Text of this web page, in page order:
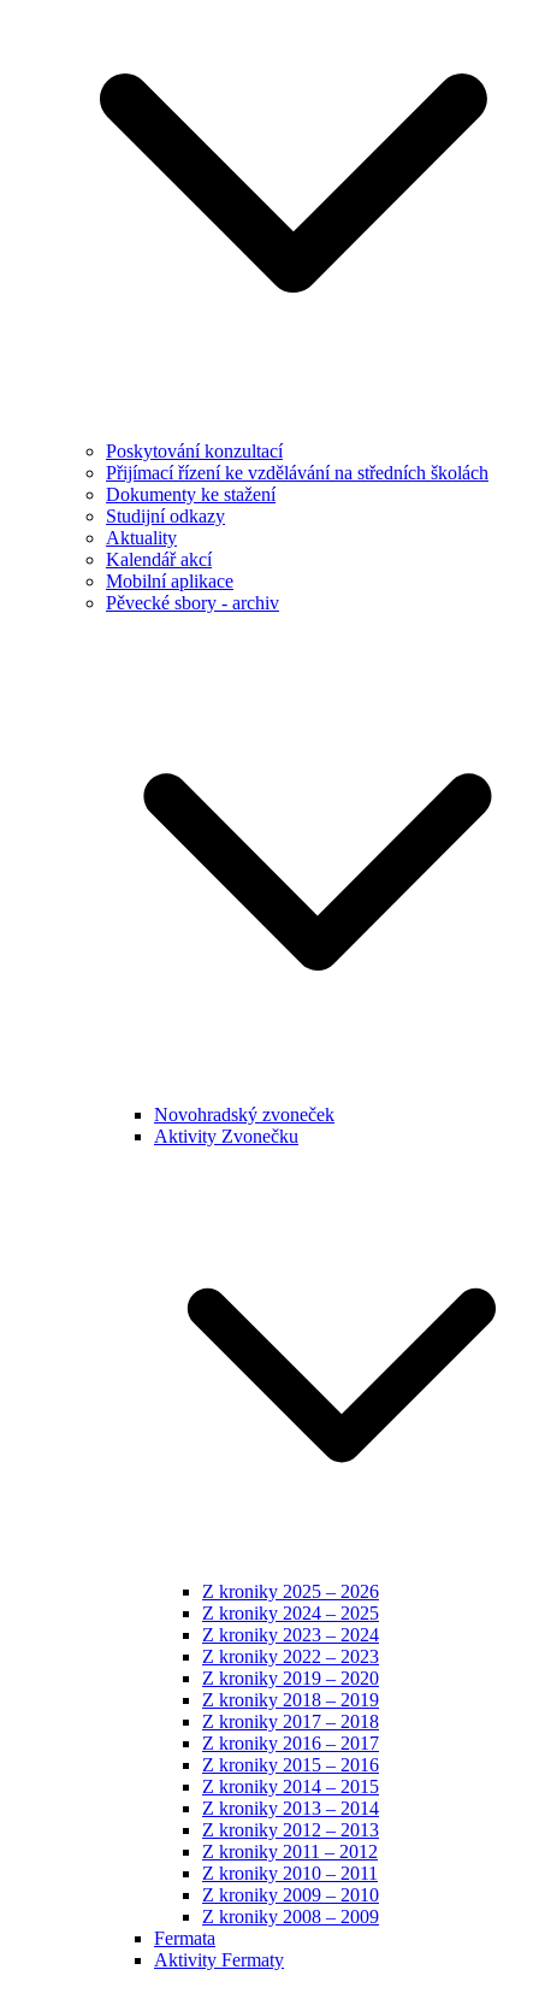
Poskytování konzultací
Přijímací řízení ke vzdělávání na středních školách
Dokumenty ke stažení
Studijní odkazy
Aktuality
Kalendář akcí
Mobilní aplikace
Pěvecké sbory - archiv
Novohradský zvoneček
Aktivity Zvonečku
Z kroniky 2025 – 2026
Z kroniky 2024 – 2025
Z kroniky 2023 – 2024
Z kroniky 2022 – 2023
Z kroniky 2019 – 2020
Z kroniky 2018 – 2019
Z kroniky 2017 – 2018
Z kroniky 2016 – 2017
Z kroniky 2015 – 2016
Z kroniky 2014 – 2015
Z kroniky 2013 – 2014
Z kroniky 2012 – 2013
Z kroniky 2011 – 2012
Z kroniky 2010 – 2011
Z kroniky 2009 – 2010
Z kroniky 2008 – 2009
Fermata
Aktivity Fermaty